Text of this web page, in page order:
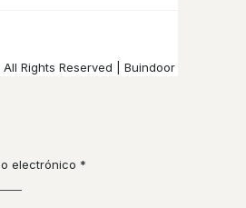
| All Rights Reserved | Buindoor
electrónico *